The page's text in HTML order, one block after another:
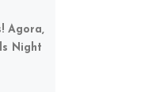
Agora,
Night